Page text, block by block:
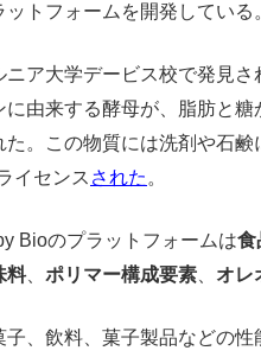
トフォームを開発している
ア大学デービス校で発見
由来する酵母が、脂肪と糖
た。この物質には洗剤や石
イセンス された 。
Bioのプラットフォームは食
料、 ポリマー構成要素 オレ
、飲料、菓子製品などの